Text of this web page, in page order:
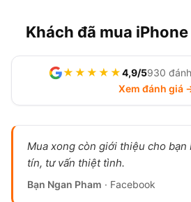
Khách đã mua
★★★★★4,9/5930
Xem đánh giá
Mua xong còn giới thiệu cho bạn
tín, tư vấn thiệt tình.
Bạn Ngan Pham · Facebook